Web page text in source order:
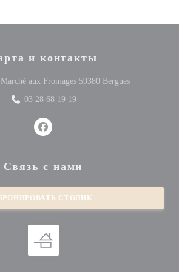
и контакты
aux Fromages 59380 Bergues
03 28 68 19 19
Facebook ((открывается в новом
Связь с нами
СТОЛИК